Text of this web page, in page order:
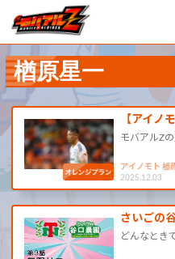
楢原星一
【アイノ
モバアルZ
アイノモト 楢
2025.12.03
さいごの
どんなとき